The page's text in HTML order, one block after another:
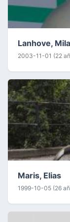
Lanhove,
2003-11-01 (22
Maris, Elias
1999-10-05 (26